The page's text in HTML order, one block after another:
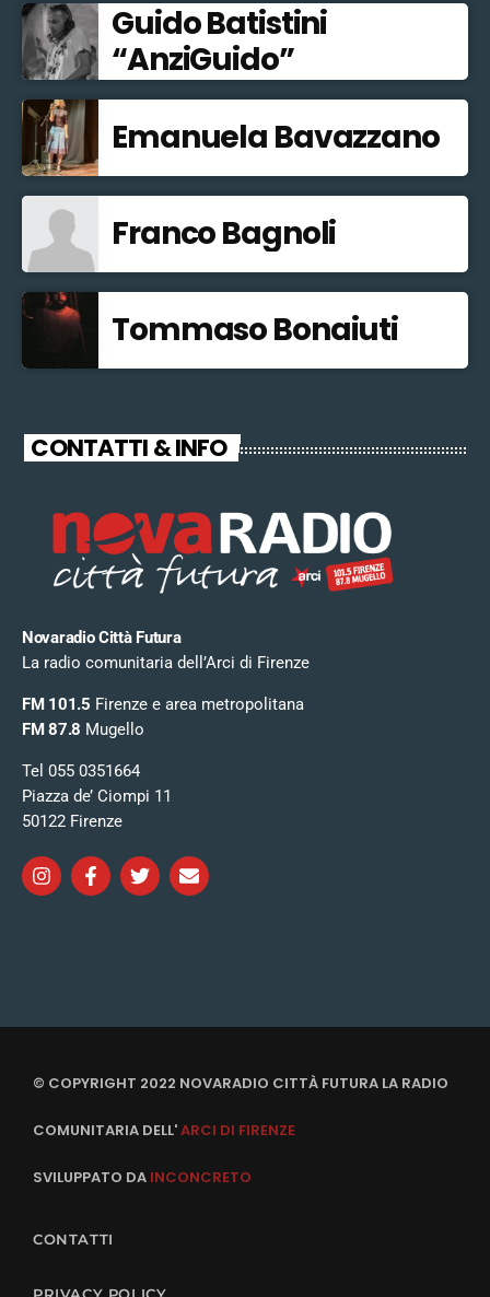
Guido Batistini
“AnziGuido”
Emanuela Bavazzano
Franco Bagnoli
Tommaso Bonaiuti
CONTATTI & INFO
Novaradio Città Futura
La radio comunitaria dell’Arci di Firenze
FM 101.5 Firenze e area metropolitana
FM 87.8 Mugello
Tel 055 0351664
Piazza de’ Ciompi 11
50122 Firenze
© COPYRIGHT 2022 NOVARADIO CITTÀ FUTURA LA RADIO
COMUNITARIA DELL'ARCI DI FIRENZE
SVILUPPATO DA INCONCRETO
CONTATTI